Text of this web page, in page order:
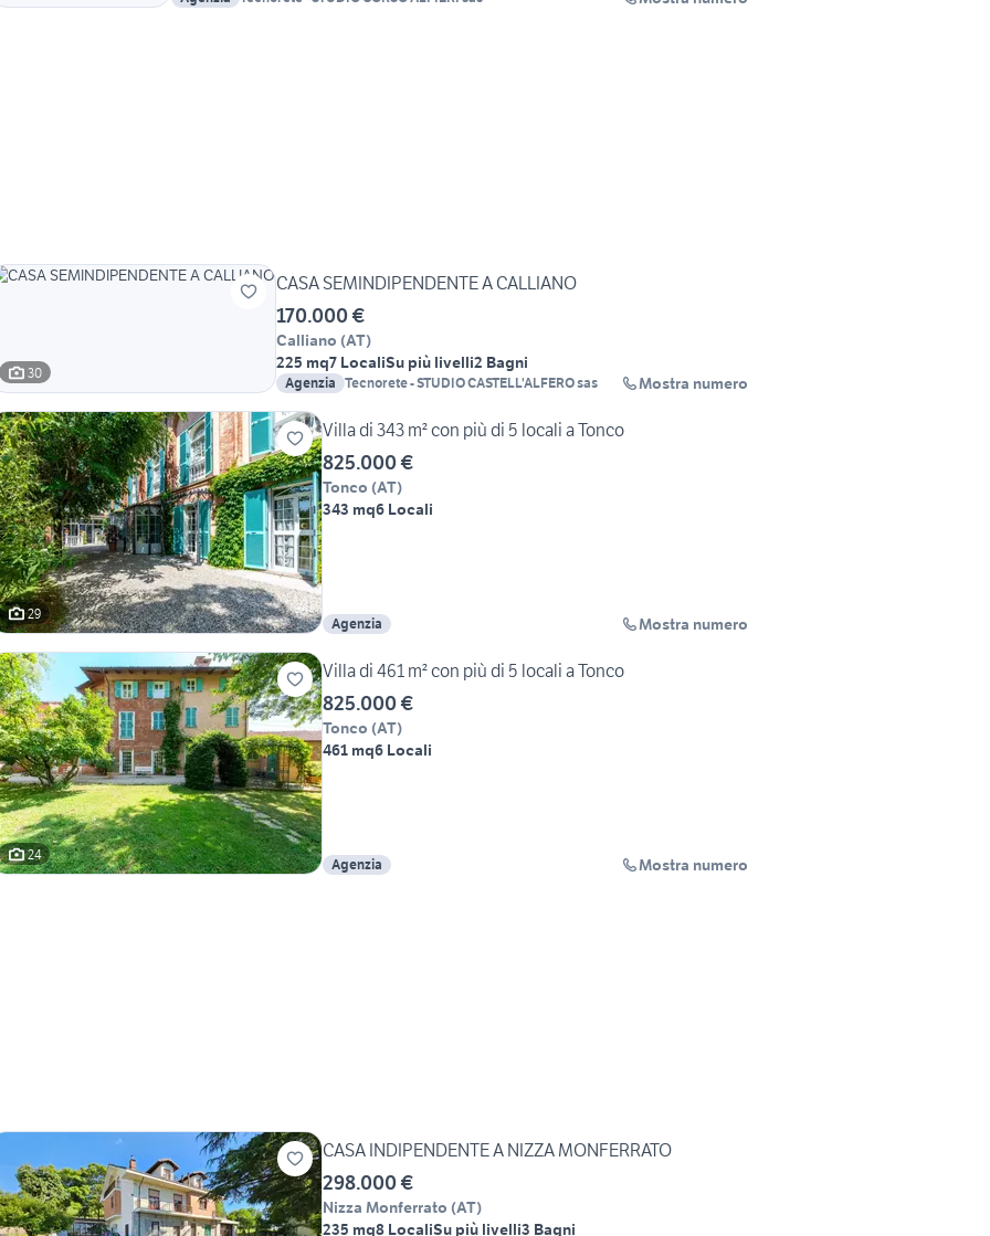
30
CASA SEMINDIPENDENTE A CALLIANO
170.000 €
Calliano (AT)
225 mq7 LocaliSu più livelli2 Bagni
Agenzia Tecnorete - STUDIO CASTELL'ALFERO sas Mostra numero
29
Villa di 343 m² con più di 5 locali a Tonco
825.000 €
Tonco (AT)
343 mq6 Locali
Agenzia Mostra numero
24
Villa di 461 m² con più di 5 locali a Tonco
825.000 €
Tonco (AT)
461 mq6 Locali
Agenzia Mostra numero
CASA INDIPENDENTE A NIZZA MONFERRATO
298.000 €
Nizza Monferrato (AT)
235 mq8 LocaliSu più livelli3 Bagni